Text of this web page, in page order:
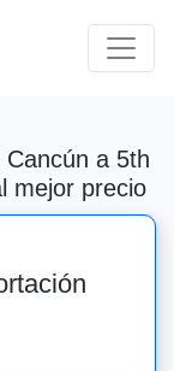
a 5th
mejor precio